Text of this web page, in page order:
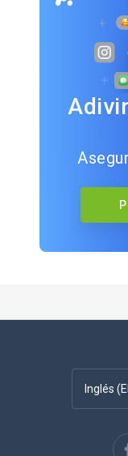
Inglés